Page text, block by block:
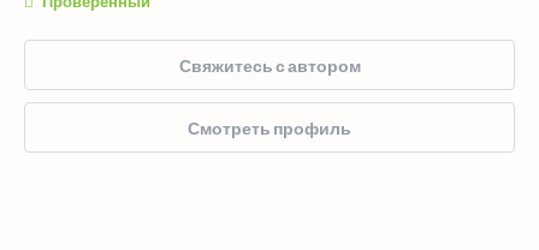
Свяжитесь с автором
Смотреть профиль